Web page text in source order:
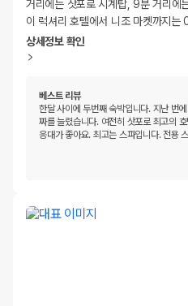
거리에는 삿포로 시계탑, 9분 거리에
이 럭셔리 호텔에서 니조 마켓까지
상세정보 확인
베스트 리뷰
한달 사이에 두번째 숙박입니다. 지난 번
짜를 늘렸습니다. 여전히 삿포로 최고의
응대가 좋아요. 최고는 스파입니다. 전용